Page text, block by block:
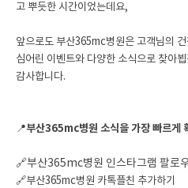
고 뿌듯한 시간이었는데요,
앞으로도 부산365mc병원은 고객님의
심어린 이벤트와 다양한 소식으로 찾아
감사합니다.
📍부산365mc병원 소식을 가장 빠르게
🔗부산365mc병원 인스타그램 팔로우
🔗부산365mc병원 카톡플친 추가하기